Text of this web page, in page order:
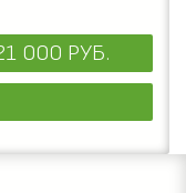
000 РУБ.